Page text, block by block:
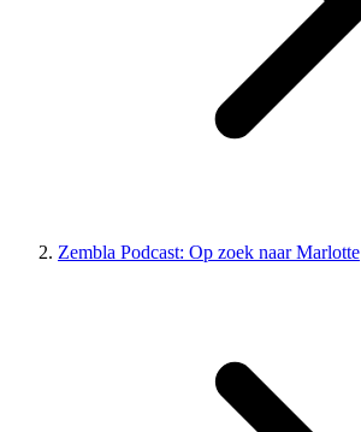
Zembla Podcast: Op zoek naar Marlotte